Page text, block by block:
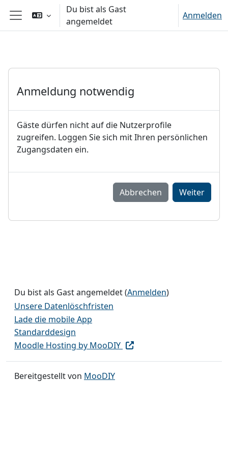
Zum Hauptinhalt
Website-Übersicht
Du bist als Gast
angemeldet
Anmelden
Anmeldung notwendig
Gäste dürfen nicht auf die Nutzerprofile
zugreifen. Loggen Sie sich mit Ihren persönlichen
Zugangsdaten ein.
Abbrechen Weiter
Du bist als Gast angemeldet (Anmelden)
Unsere Datenlöschfristen
Lade die mobile App
Standarddesign
Moodle Hosting by MooDIY
Bereitgestellt von MooDIY